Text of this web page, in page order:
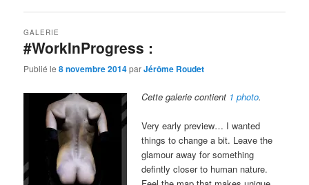
#WorkInProgress :
GALERIE
Publié le8 novembre 2014parJérôme Roudet
Cette galerie contient 1 photo.
Very early preview… I wanted
things to change a bit. Leave the
glamour away for something
defintly closer to human nature.